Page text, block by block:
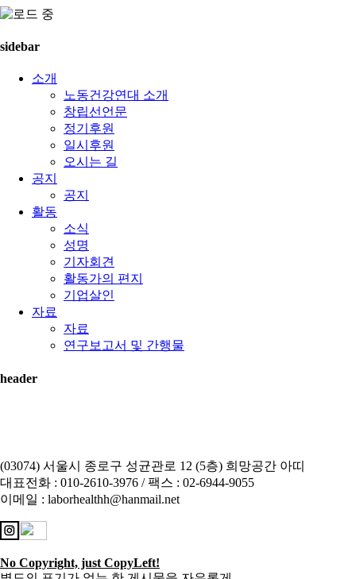
sidebar
소개
노동건강연대 소개
창립선언문
정기후원
일시후원
오시는 길
공지
공지
활동
소식
성명
기자회견
활동가의 편지
기업살인
자료
자료
연구보고서 및 간행물
header
(03074) 서울시 종로구 성균관로 12 (5층) 희망공간 아띠
대표전화 : 010-2610-3976 / 팩스 : 02-6944-9055
이메일 : laborhealthh@hanmail.net
No Copyright, just CopyLeft!